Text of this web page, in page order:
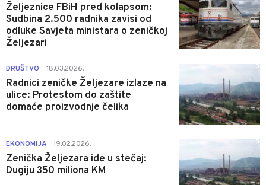
Željeznice FBiH pred kolapsom:
Sudbina 2.500 radnika zavisi od
odluke Savjeta ministara o zeničkoj
Željezari
DRUŠTVO 18.03.2026.
Radnici zeničke Željezare izlaze na
ulice: Protestom do zaštite
domaće proizvodnje čelika
0
EKONOMIJA 19.02.2026.
Zenička Željezara ide u stečaj:
Dugiju 350 miliona KM
0